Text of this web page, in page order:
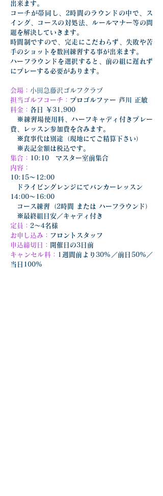
出来ます。
コーチが帯同し、2時間のラウンドの中で、ス
イング、コースの対処法、ルールマナー等の問
題を解決していきます。
時間制ですので、完走にこだわらず、失敗や苦
手のショットを数回練習する事が出来ます。
ハーフラウンドを選択すると、前の組に遅れず
にプレーする必要があります。
会場： 小田急藤沢ゴルフクラブ
担当ゴルフコーチ： プロゴルファー 芦川 正敏
料金： 各日 ￥31,900
※練習場使用料、ハーフキャディ付きプレー
費、レッスン参加費を含みます。
※食事代は別途（現地にてご精算下さい）
※表記金額は税込です。
集合： 10:10　マスター室前集合
内容：
10:15〜12:00
ドライビングレンジにてバンカーレッスン
14:00〜16:00
コース練習（2時間 または ハーフラウンド）
※最終組目安／キャディ付き
定員： 2〜4名様
お申し込み： フロントスタッフ
申込締切日： 開催日の3日前
キャンセル料： 1週間前より30%／前日50%／
当日100%